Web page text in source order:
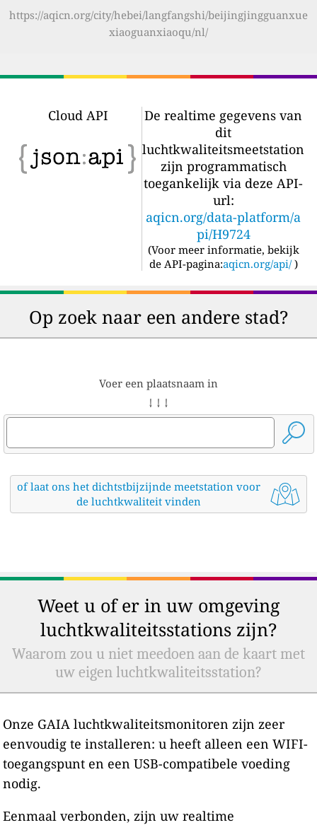
https://aqicn.org/city/hebei/langfangshi/beijingjingguanxue
xiaoguanxiaoqu/nl/
Cloud API
De realtime gegevens van
dit
luchtkwaliteitsmeetstation
zijn programmatisch
toegankelijk via deze API-
url:
aqicn.org/data-platform/a
pi/H9724
(Voor meer informatie, bekijk
de API-pagina:aqicn.org/api/ )
Op zoek naar een andere stad?
Voer een plaatsnaam in
↓ ↓ ↓
of laat ons het dichtstbijzijnde meetstation voor
de luchtkwaliteit vinden
Weet u of er in uw omgeving
luchtkwaliteitsstations zijn?
Waarom zou u niet meedoen aan de kaart met
uw eigen luchtkwaliteitsstation?
Onze GAIA luchtkwaliteitsmonitoren zijn zeer
eenvoudig te installeren: u heeft alleen een WIFI-
toegangspunt en een USB-compatibele voeding
nodig.
Eenmaal verbonden, zijn uw realtime